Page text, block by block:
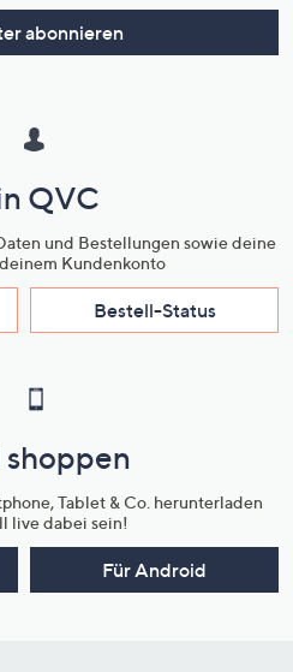
abonnieren
QVC
und Bestellungen sowie deine
Kundenkonto
Bestell-Status
Tablet & Co. herunterladen
live dabei sein!
Für Android